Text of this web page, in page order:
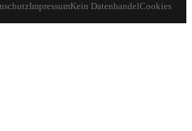
ImpressumKein DatenhandelCookies